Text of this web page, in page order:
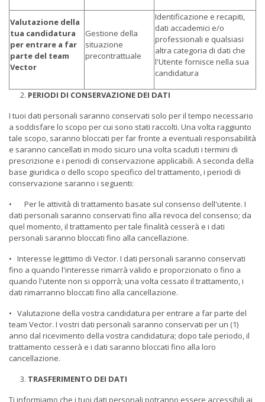
Valutazione della
tua candidatura
per entrare a far
parte del team
Vector
Gestione della
situazione
precontrattuale
Identificazione e recapiti,
dati accademici e/o
professionali e qualsiasi
altra categoria di dati che
l'Utente fornisce nella sua
candidatura
PERIODI DI CONSERVAZIONE DEI DATI
I tuoi dati personali saranno conservati solo per il tempo necessario
a soddisfare lo scopo per cui sono stati raccolti. Una volta raggiunto
tale scopo, saranno bloccati per far fronte a eventuali responsabilità
e saranno cancellati in modo sicuro una volta scaduti i termini di
prescrizione e i periodi di conservazione applicabili. A seconda della
base giuridica o dello scopo specifico del trattamento, i periodi di
conservazione saranno i seguenti:
• Per le attività di trattamento basate sul consenso dell'utente. I
dati personali saranno conservati fino alla revoca del consenso; da
quel momento, il trattamento per tale finalità cesserà e i dati
personali saranno bloccati fino alla cancellazione.
• Interesse legittimo di Vector. I dati personali saranno conservati
fino a quando l'interesse rimarrà valido e proporzionato o fino a
quando l'utente non si opporrà; una volta cessato il trattamento, i
dati rimarranno bloccati fino alla cancellazione.
• Valutazione della vostra candidatura per entrare a far parte del
team Vector. I vostri dati personali saranno conservati per un (1)
anno dal ricevimento della vostra candidatura; dopo tale periodo, il
trattamento cesserà e i dati saranno bloccati fino alla loro
cancellazione.
TRASFERIMENTO DEI DATI
Ti informiamo che i tuoi dati personali potranno essere accessibili ai